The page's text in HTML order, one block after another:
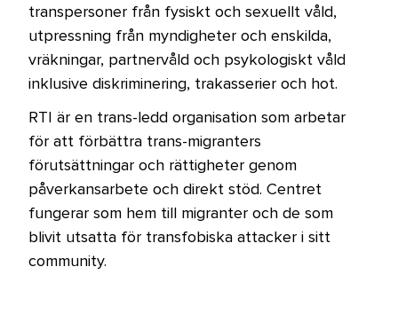
transpersoner från fysiskt och sexuellt våld,
utpressning från myndigheter och enskilda,
vräkningar, partnervåld och psykologiskt våld
inklusive diskriminering, trakasserier och hot.
RTI är en trans-ledd organisation som arbetar
för att förbättra trans-migranters
förutsättningar och rättigheter genom
påverkansarbete och direkt stöd. Centret
fungerar som hem till migranter och de som
blivit utsatta för transfobiska attacker i sitt
community.